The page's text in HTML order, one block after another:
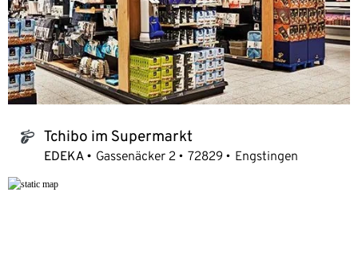
tchibo_logo Tchibo im Supermarkt
EDEKA Gassenäcker 2 72829 Engstingen